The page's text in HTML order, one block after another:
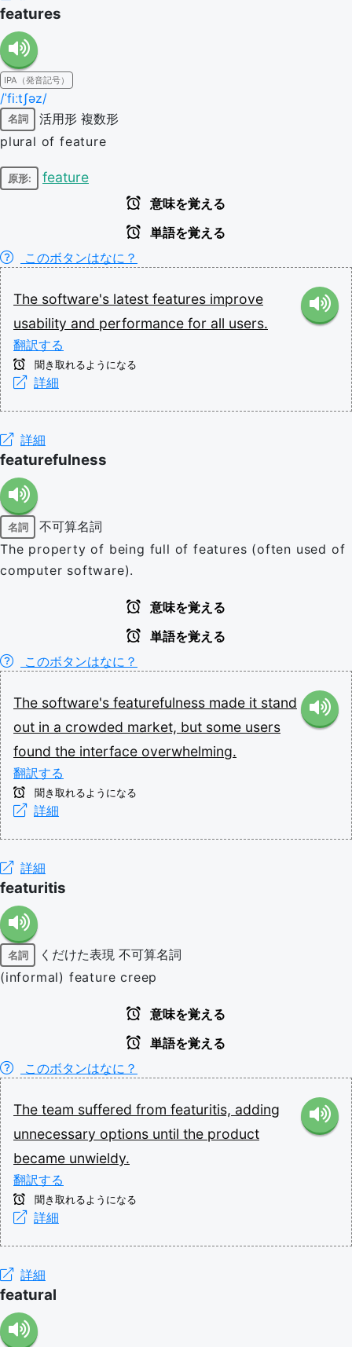
features
IPA（発音記号）
/ˈfiːtʃəz/
名詞 活用形 複数形
plural of feature
原形: feature
意味を覚える
単語を覚える
このボタンはなに？
The software's latest features improve
usability and performance for all users.
翻訳する
聞き取れるようになる
詳細
詳細
featurefulness
名詞
不可算名詞
The property of being full of features (often used of
computer software).
意味を覚える
単語を覚える
このボタンはなに？
The software's featurefulness made it stand
out in a crowded market, but some users
found the interface overwhelming.
翻訳する
聞き取れるようになる
詳細
詳細
featuritis
名詞 くだけた表現 不可算名詞
(informal) feature creep
意味を覚える
単語を覚える
このボタンはなに？
The team suffered from featuritis, adding
unnecessary options until the product
became unwieldy.
翻訳する
聞き取れるようになる
詳細
詳細
featural